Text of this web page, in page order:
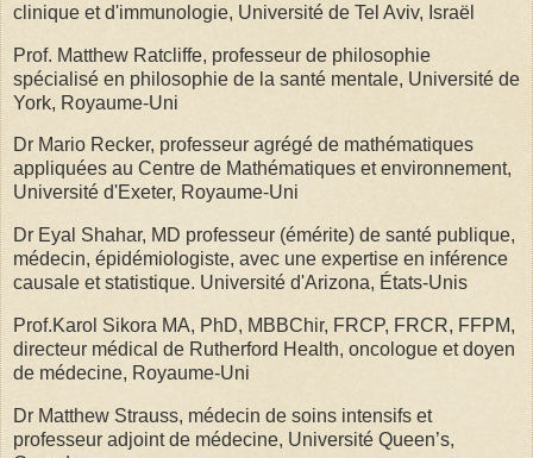
clinique et d'immunologie, Université de Tel Aviv, Israël
Prof. Matthew Ratcliffe, professeur de philosophie
spécialisé en philosophie de la santé mentale, Université de
York, Royaume-Uni
Dr Mario Recker, professeur agrégé de mathématiques
appliquées au Centre de Mathématiques et environnement,
Université d'Exeter, Royaume-Uni
Dr Eyal Shahar, MD professeur (émérite) de santé publique,
médecin, épidémiologiste, avec une expertise en inférence
causale et statistique. Université d'Arizona, États-Unis
Prof.Karol Sikora MA, PhD, MBBChir, FRCP, FRCR, FFPM,
directeur médical de Rutherford Health, oncologue et doyen
de médecine, Royaume-Uni
Dr Matthew Strauss, médecin de soins intensifs et
professeur adjoint de médecine, Université Queen’s,